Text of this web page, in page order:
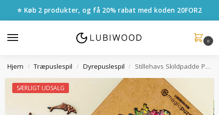
⭐ Køb 2 produkter, og få 20% rabat med koden 20FOR2
0
Hjem / Træpuslespil / Dyrepuslespil / Stillehavs Skildpadde Puslespil
SÆRLIGT UDSALG